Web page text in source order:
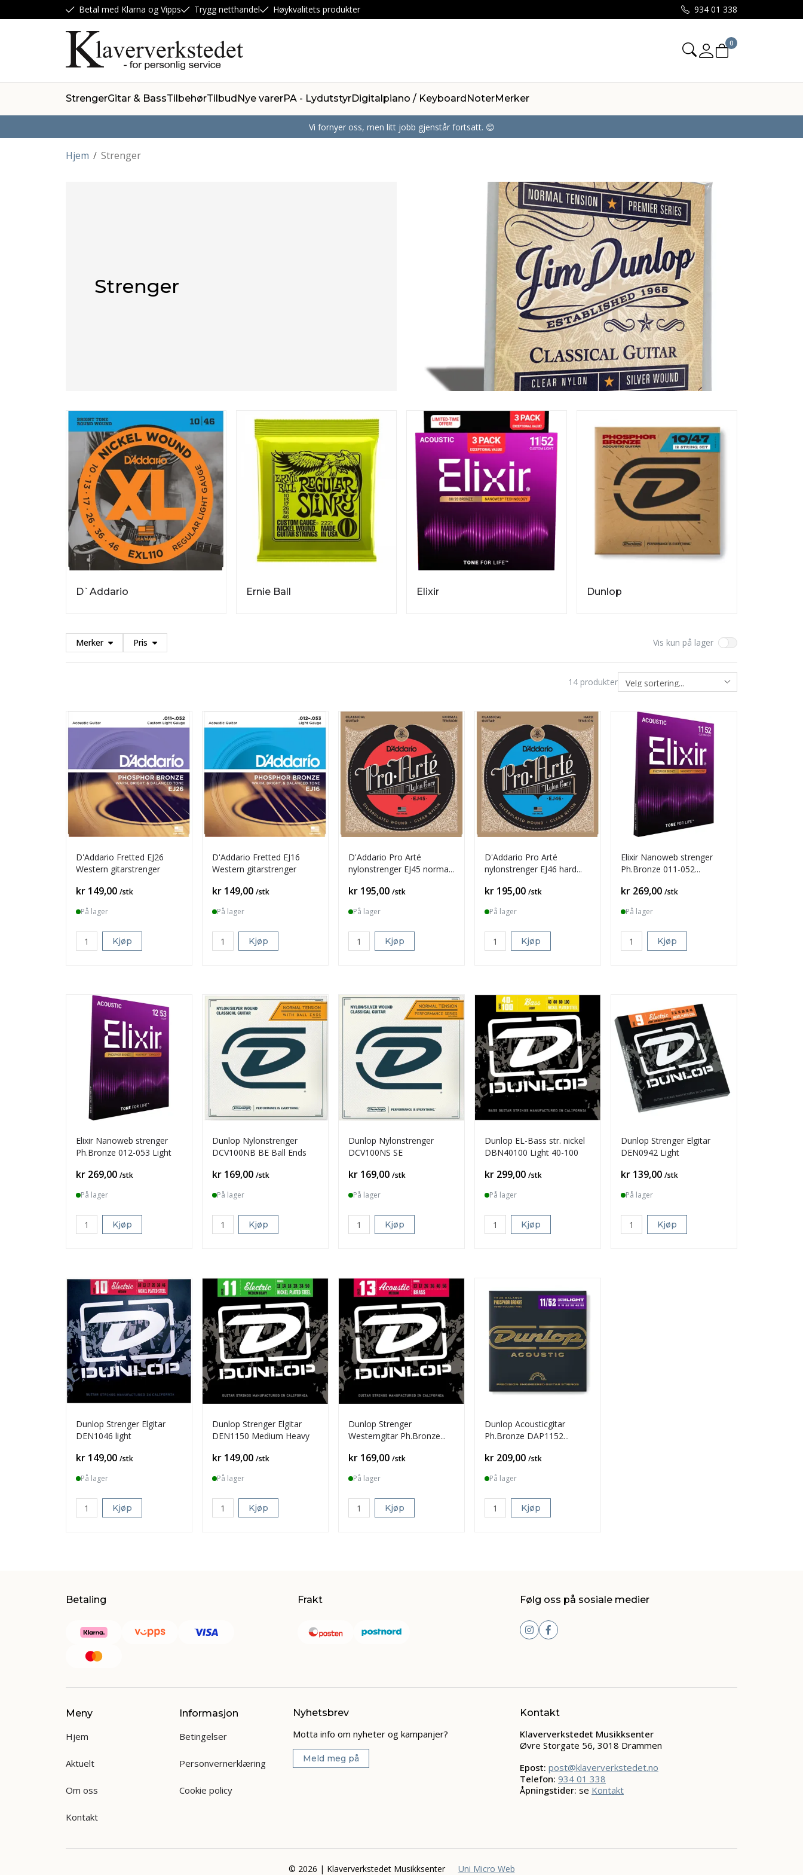
Betal med Klarna og Vipps Trygg netthandel Høykvalitets produkter 934 01 338
Mine sider
0
StrengerGitar & BassTilbehørTilbudNye varerPA - LydutstyrDigitalpiano / KeyboardNoterMerker
Vi fornyer oss, men litt jobb gjenstår fortsatt. 😊
/
Hjem Strenger
Strenger
D`Addario Ernie Ball Elixir Dunlop
Merker Pris Vis kun på lager
14 produkter
D'Addario Fretted EJ26
Western gitarstrenger
Pris
kr 149,00 /stk
På lager
Kjøp
D'Addario Fretted EJ16
Western gitarstrenger
Pris
kr 149,00 /stk
På lager
Kjøp
D'Addario Pro Arté
nylonstrenger EJ45 normal
Pris
kr 195,00 /stk
På lager
Kjøp
D'Addario Pro Arté
nylonstrenger EJ46 hard
Pris
kr 195,00 /stk
På lager
Kjøp
Elixir Nanoweb strenger
Ph.Bronze 011-052
Pris
kr 269,00 /stk
På lager
Kjøp
Elixir Nanoweb strenger
Ph.Bronze 012-053 Light
Pris
kr 269,00 /stk
På lager
Kjøp
Dunlop Nylonstrenger
DCV100NB BE Ball Ends
Pris
kr 169,00 /stk
På lager
Kjøp
Dunlop Nylonstrenger
DCV100NS SE
Pris
kr 169,00 /stk
På lager
Kjøp
Dunlop EL-Bass str. nickel
DBN40100 Light 40-100
Pris
kr 299,00 /stk
På lager
Kjøp
Dunlop Strenger Elgitar
DEN0942 Light
Pris
kr 139,00 /stk
På lager
Kjøp
Dunlop Strenger Elgitar
DEN1046 light
Pris
kr 149,00 /stk
På lager
Kjøp
Dunlop Strenger Elgitar
DEN1150 Medium Heavy
Pris
kr 149,00 /stk
På lager
Kjøp
Dunlop Strenger
Westerngitar Ph.Bronze
Pris
kr 169,00 /stk
På lager
Kjøp
Dunlop Acousticgitar
Ph.Bronze DAP1152
Pris
kr 209,00 /stk
På lager
Kjøp
Betaling Frakt Følg oss på sosiale medier
Meny
Hjem
Aktuelt
Om oss
Kontakt
Informasjon
Betingelser
Personvernerklæring
Cookie policy
Nyhetsbrev
Motta info om nyheter og kampanjer?
Meld meg på
Kontakt
Klaververkstedet Musikksenter
Øvre Storgate 56, 3018 Drammen
Epost: post@klaververkstedet.no
Telefon: 934 01 338
Åpningstider: se Kontakt
© 2026 | Klaververkstedet Musikksenter Uni Micro Web